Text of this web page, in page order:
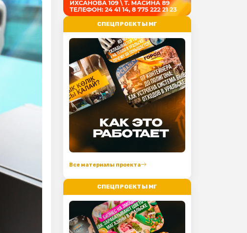
СПЕЦПРОЕКТЫ МГ
Все материалы проекта
СПЕЦПРОЕКТЫ МГ